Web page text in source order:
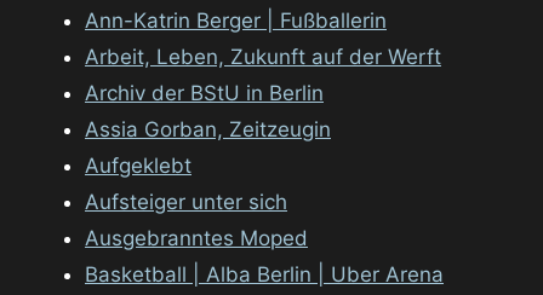
Ann-Katrin Berger | Fußballerin
Arbeit, Leben, Zukunft auf der Werft
Archiv der BStU in Berlin
Assia Gorban, Zeitzeugin
Aufgeklebt
Aufsteiger unter sich
Ausgebranntes Moped
Basketball | Alba Berlin | Uber Arena